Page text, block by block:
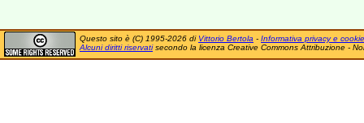
Questo sito è (C) 1995-2026 di Vittorio Bertola - Informativa privacy e cookie
Alcuni diritti riservatisecondo la licenza Creative Commons Attribuzione -